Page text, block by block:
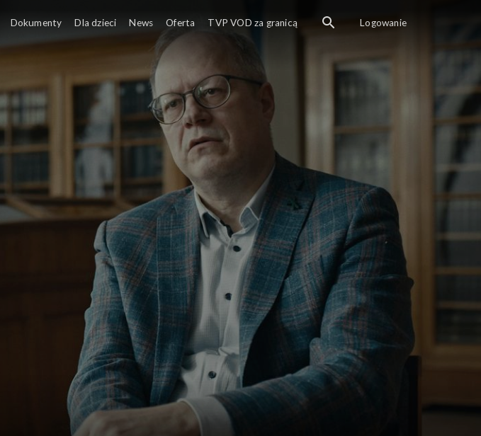
Dokumenty Dla dzieci News Oferta TVP VOD za granicą Logowanie